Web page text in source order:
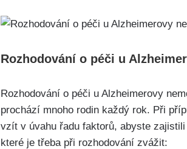
Rozhodování o péči u
Rozhodování o péči u Alzheimerovy
prochází mnoho rodin každý rok. Při
vzít v úvahu řadu faktorů, abyste
které je třeba při rozhodování zvážit: